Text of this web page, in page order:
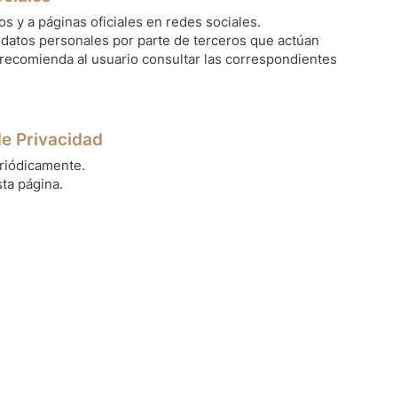
y a páginas oficiales en redes sociales.
personales por parte de terceros que actúan
al usuario consultar las correspondientes
Privacidad
página.